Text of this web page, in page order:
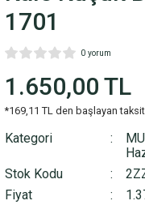
1701
0 yorum
1.650,00 TL
*169,11 TL den başlayan
Kategori
Stok Kodu
Fiyat